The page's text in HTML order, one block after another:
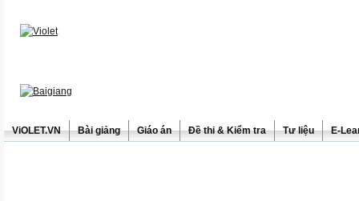
ViOLET.VN Bài giảng Giáo án Đề thi & Kiểm tra Tư liệu E-